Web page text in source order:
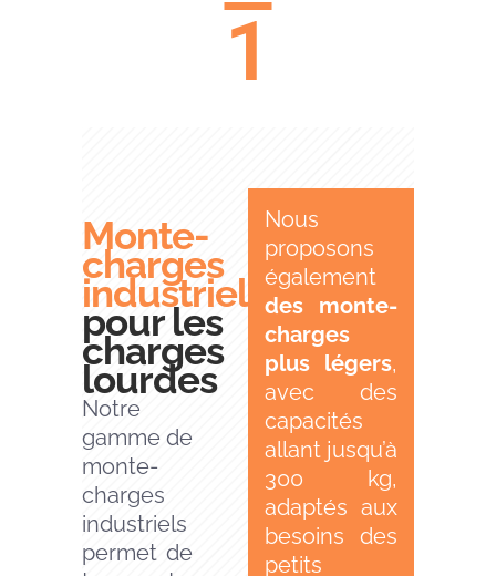
1
Monte-
charges
industriels
pour les
charges
lourdes
Notre
gamme de
monte-
charges
industriels
permet de
Nous
proposons
également
des monte-
charges
plus légers,
avec des
capacités
allant jusqu’à
300 kg,
adaptés aux
besoins des
petits